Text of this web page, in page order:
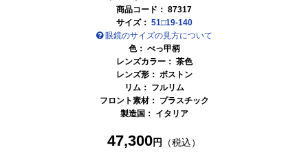
商品コード： 87317
サイズ： 51□19-140
眼鏡のサイズの見方について
色： べっ甲柄
レンズカラー： 茶色
レンズ形： ボストン
リム： フルリム
フロント素材： プラスチック
製造国： イタリア
47,300円 （税込）